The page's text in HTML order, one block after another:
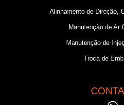
Alinhamento de Direção,
Manutenção de Ar
Manutenção de
Troca de